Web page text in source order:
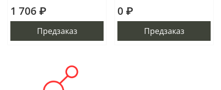
1 706 ₽
Предзаказ
0 ₽
Предзаказ